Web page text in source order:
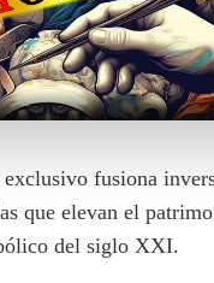
fusiona
que elevan el
del siglo XXI.